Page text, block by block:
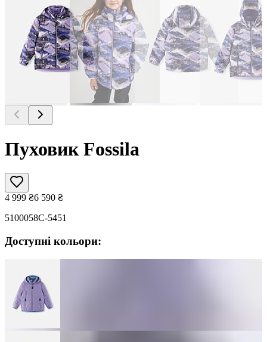
Пуховик Fossila
4 999 ₴6 590 ₴
5100058C-5451
Доступні кольори: